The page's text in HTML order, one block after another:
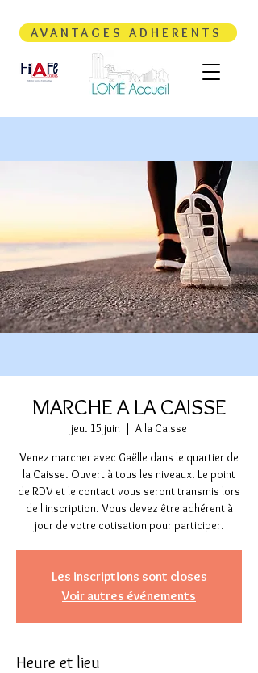
AVANTAGES ADHERENTS
MARCHE A LA CAISSE
jeu. 15 juin
  |
A la Caisse
Venez marcher avec Gaëlle dans le quartier de
la Caisse. Ouvert à tous les niveaux. Le point
de RDV et le contact vous seront transmis lors
de l'inscription. Vous devez être adhérent à
jour de votre cotisation pour participer.
Les inscriptions sont closes
Voir autres événements
Heure et lieu